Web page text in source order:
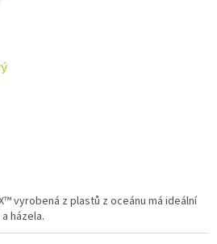
vyrobená z plastů z oceánu má ideální
házela.